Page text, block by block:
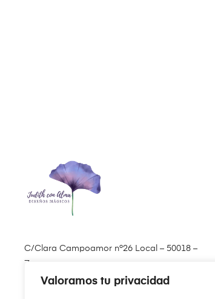
Valoramos tu privacidad
C/Clara Campoamor nº26 Local – 50018 –
Zaragoza